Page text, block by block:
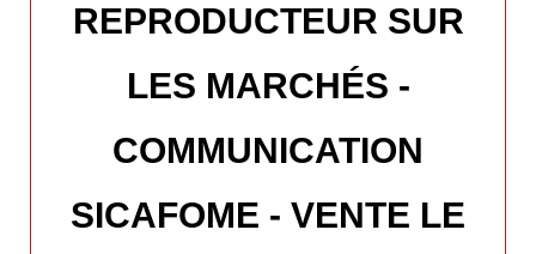
REPRODUCTEUR SUR
LES MARCHÉS -
COMMUNICATION
SICAFOME - VENTE LE